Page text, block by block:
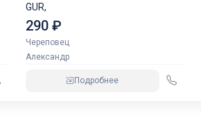
GUR,
290 ₽
Череповец
Александр
Подробнее